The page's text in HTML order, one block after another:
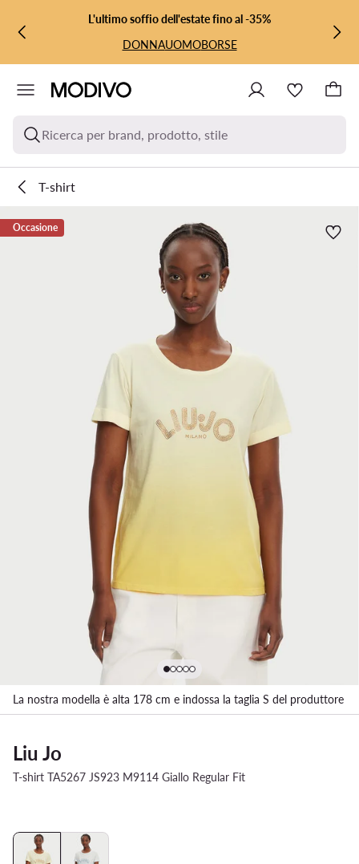
VAI AL CONTENUTO PRINCIPALE
VAI ALLA RICERCAL'ultimo soffio dell'estate fino al -35%
DONNAUOMOBORSE
Ricerca per brand, prodotto, stile
T-shirt
Occasione
La nostra modella è alta 178 cm e indossa la taglia S del produttore
Liu Jo
T-shirt TA5267 JS923 M9114 Giallo Regular Fit